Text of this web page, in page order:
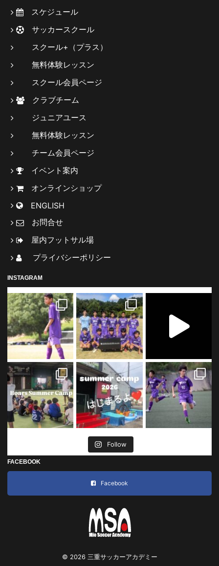
スケジュール
サッカースクール
スクール+（プラス）
無料体験レッスン
スクール会員ページ
クラブチーム
ジュニアユース
無料体験レッスン
チーム会員ページ
イベント案内
オンラインショップ
ENGLISH
お問合せ
屋内フットサル場
プライバシーポリシー
INSTAGRAM
Follow
FACEBOOK
Facebook
© 2026 三重サッカーアカデミー